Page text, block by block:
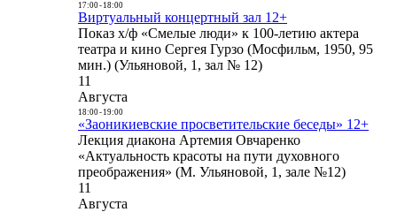
17:00- 18:00
Виртуальный концертный зал 12+
Показ х/ф «Смелые люди» к 100-летию актера
театра и кино Сергея Гурзо (Мосфильм, 1950, 95
мин.) (Ульяновой, 1, зал № 12)
11
Августа
18:00- 19:00
«Заоникиевские просветительские беседы» 12+
Лекция диакона Артемия Овчаренко
«Актуальность красоты на пути духовного
преображения» (М. Ульяновой, 1, зале №12)
11
Августа